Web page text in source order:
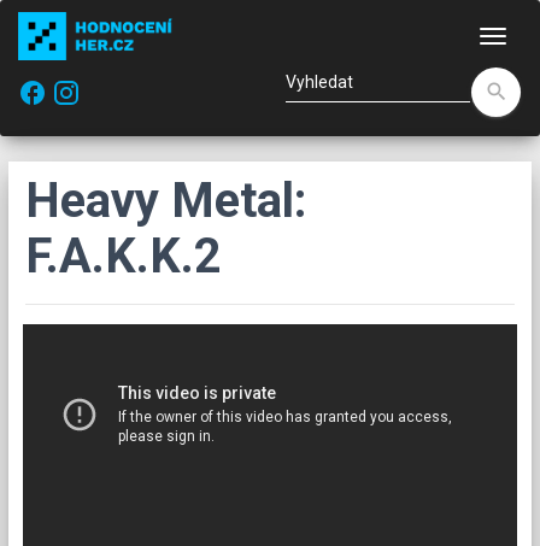
facebook
search
Heavy Metal:
F.A.K.K.2